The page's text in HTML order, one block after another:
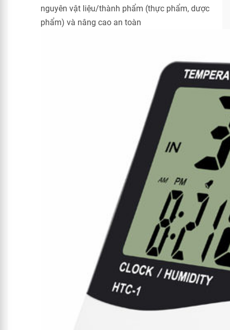
nguyên vật liệu/thành phẩm (thực phẩm, dược
phẩm) và nâng cao an toàn